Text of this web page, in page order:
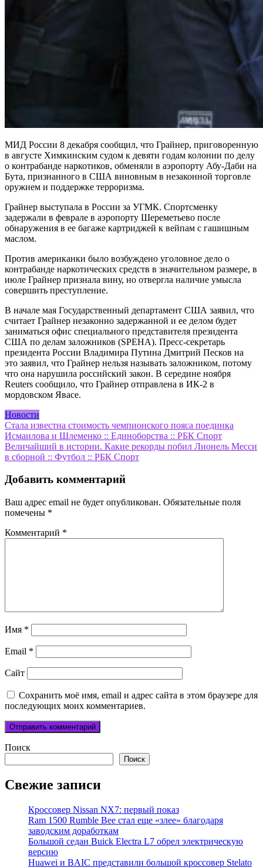
МИД России 8 декабря сообщил, что Грайнер, приговоренную
в августе Химкинским судом к девяти годам колонии по делу
о контрабанде наркотиков, обменяли в аэропорту Абу-Даби на
Бута, признанного в США виновным в незаконной торговле
оружием и поддержке терроризма.
Грайнер выступала в России за УГМК. Спортсменку
задержали в феврале в аэропорту Шереметьево после
обнаружения в ее багаже картриджей к вейпам с гашишным
маслом.
Против американки было возбуждено уголовное дело о
контрабанде наркотических средств в значительном размере, в
июле Грайнер признала вину, но отвергла наличие умысла
совершить преступление.
В начале мая Государственный департамент США заявил, что
считает Грайнер незаконно задержанной и ее делом будет
заниматься офис специального представителя президента
США по делам заложников (SPEHA). Пресс-секретарь
президента России Владимира Путина Дмитрий Песков на
это заявил, что Грайнер нельзя называть заложником, потому
что она нарушила российский закон. В середине ноября
Reuters сообщило, что Грайнер отправлена в ИК-2 в
мордовском Явасе.
Новости
Навигация
по
записям
Стала известна стоимость чемпионского пояса поединка
Исмаилова и Шлеменко :: Единоборства :: РБК Спорт
Величайший в истории. Какие рекорды побил Лионель Месси
в сборной :: Футбол :: РБК Спорт
Добавить комментарий
Ваш адрес email не будет опубликован. Обязательные поля
помечены *
Комментарий *
Имя *
Email *
Сайт
Сохранить моё имя, email и адрес сайта в этом браузере для
последующих моих комментариев.
Поиск
Поиск
Свежие записи
Кроссовер Nissan NX7: первый показ
Ram 1500 Rumble Bee стал еще «злее» благодаря
заводским доработкам
Большой седан Buick Electra L7 обрел электрическую
версию
Huawei и BAIC представили большой кроссовер Stelato